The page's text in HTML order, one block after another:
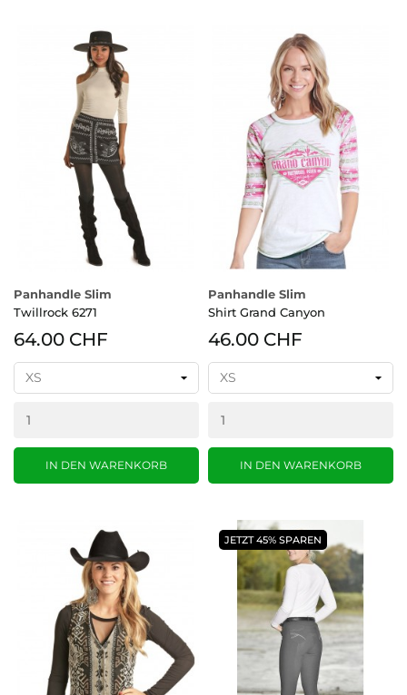
Panhandle Slim
Twillrock 6271
64.00 CHF
IN DEN WARENKORB
Panhandle Slim
Shirt Grand Canyon
46.00 CHF
IN DEN WARENKORB
JETZT 45% SPAREN